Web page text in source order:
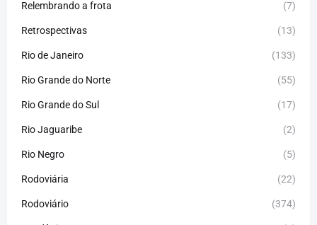
Relembrando a frota (7)
Retrospectivas (13)
Rio de Janeiro (133)
Rio Grande do Norte (55)
Rio Grande do Sul (17)
Rio Jaguaribe (2)
Rio Negro (5)
Rodoviária (22)
Rodoviário (374)